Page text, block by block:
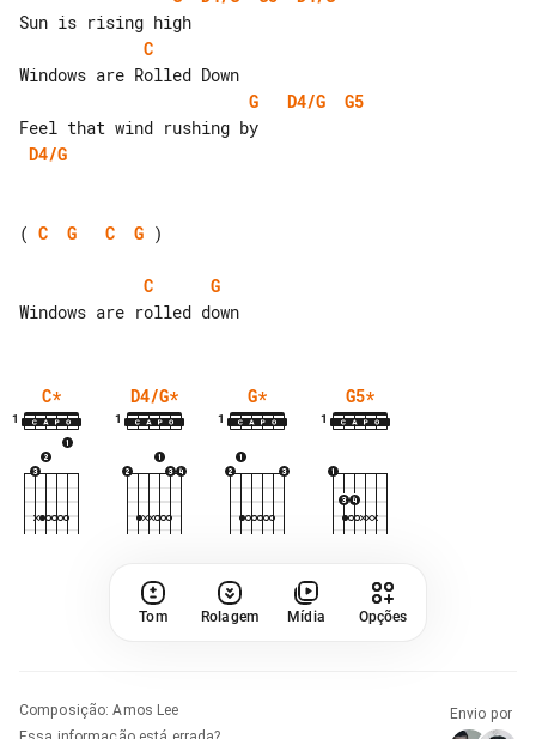
C
G
D4/G
G5
D4/G
( C G C G )
C
G
C*
1
D4/G*
1
G*
1
G5*
1
Tom Rolagem Mídia Opções
Composição:Amos Lee
Envio por